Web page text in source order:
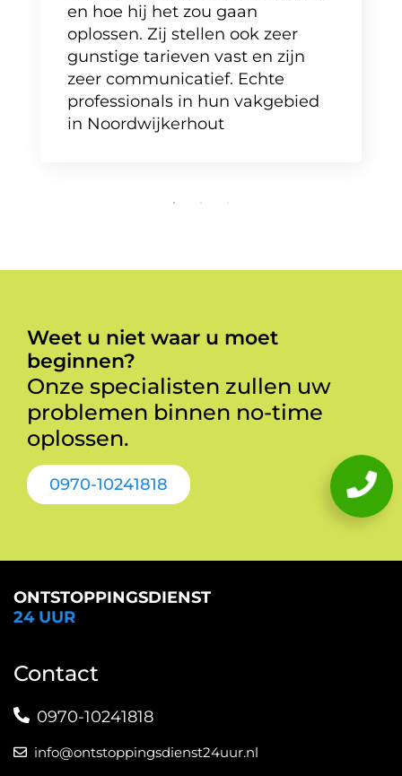
en hoe hij het zou gaan
oplossen. Zij stellen ook zeer
gunstige tarieven vast en zijn
zeer communicatief. Echte
professionals in hun vakgebied
in Noordwijkerhout
Weet u niet waar u moet
beginnen?
Onze specialisten zullen uw
problemen binnen no-time
oplossen.
0970-10241818
ONTSTOPPINGSDIENST
24 UUR
Contact
0970-10241818
info@ontstoppingsdienst24uur.nl